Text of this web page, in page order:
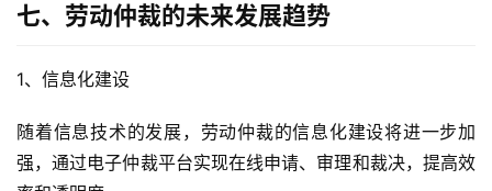
七、劳动仲裁的未来发展趋势
1、信息化建设
随着信息技术的发展，劳动仲裁的信息化建设将进一步加
强，通过电子仲裁平台实现在线申请、审理和裁决，提高效